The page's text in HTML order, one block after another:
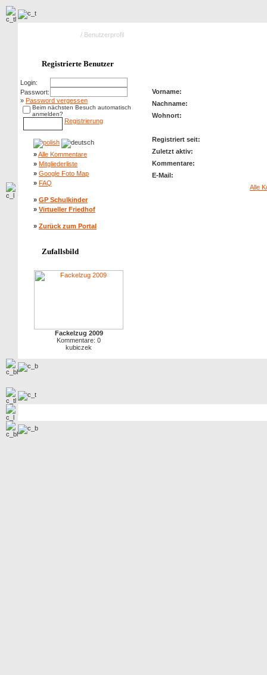
/ Benutzerprofil
Registrierte Benutzer
Login:
Passwort:
» Password vergessen
Beim nächsten Besuch automatisch
anmelden?
Registrierung
»Alle Kommentare
» Mitgliederliste
» Google Foto Map
» FAQ
» GP Schulkinder
» Virtueller Friedhof
» Zurück zum Portal
Zufallsbild
Fackelzug 2009
Kommentare: 0
kubiczek
Vorname:
Nachname:
Wohnort:
Registriert seit:
Zuletzt aktiv:
Kommentare:
E-Mail:
Alle